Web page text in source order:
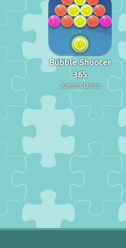
Bubble Shooter
365
Juego Clásico